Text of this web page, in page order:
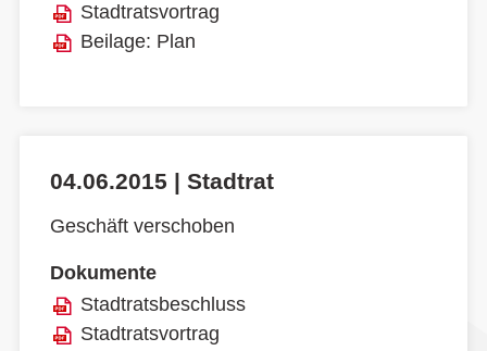
Stadtratsvortrag
Beilage: Plan
04.06.2015 | Stadtrat
Geschäft verschoben
Dokumente
Stadtratsbeschluss
Stadtratsvortrag